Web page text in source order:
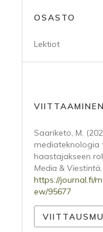
OSASTO
Lektiot
VIITTAAMINEN
Saariketo, M.
mediateknologia
haastajakseen
Media & Viestintä,
https://journal.fi/
ew/95677